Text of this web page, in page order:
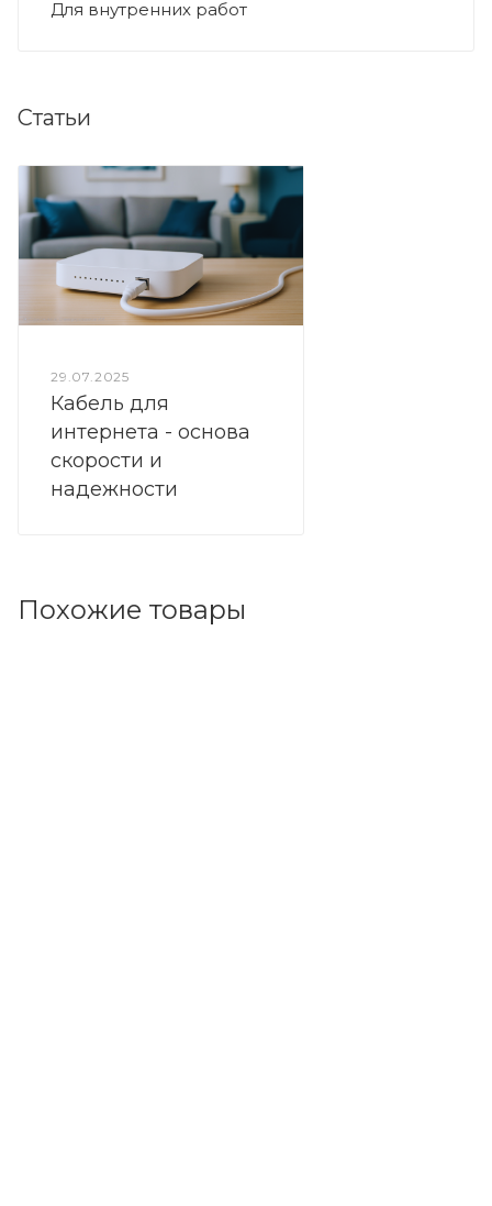
Для внутренних работ
Статьи
29.07.2025
Кабель для
интернета - основа
скорости и
надежности
Похожие товары